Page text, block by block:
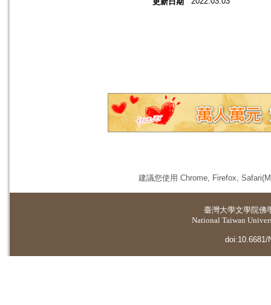
建議您使用 Chrome, Firefox,
臺灣大學文學院佛
National Taiwan
doi:10.6681/